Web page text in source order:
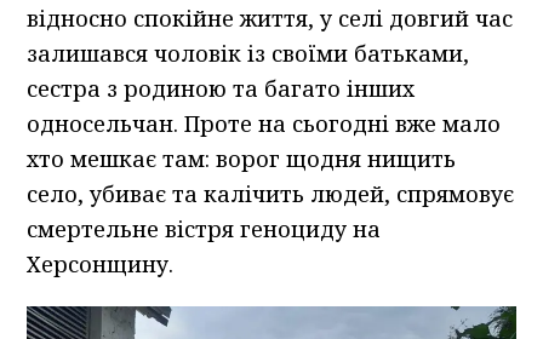
відносно спокійне життя, у селі довгий час
залишався чоловік із своїми батьками,
сестра з родиною та багато інших
односельчан. Проте на сьогодні вже мало
хто мешкає там: ворог щодня нищить
село, убиває та калічить людей, спрямовує
смертельне вістря геноциду на
Херсонщину.